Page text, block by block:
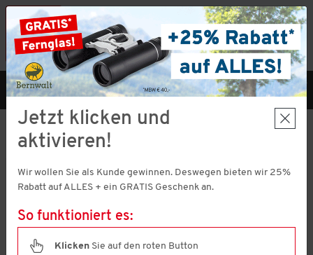
Vorteilshop App:
Jetzt neu!
Gleich herunterladen
×
MENÜ
Hier erhalten Sie eine Übersicht der Zahlungs- und Versandarten,
Die Lieferung unserer Artikel kann nur nach Deutschland erfolgen.
Zahlungsarten
Jetzt klicken und
aktivieren!
Wir wollen Sie als Kunde gewinnen. Deswegen bieten wir 25%
Rabatt auf ALLES + ein GRATIS Geschenk an.
So funktioniert es:
Klicken Sie auf den roten Button